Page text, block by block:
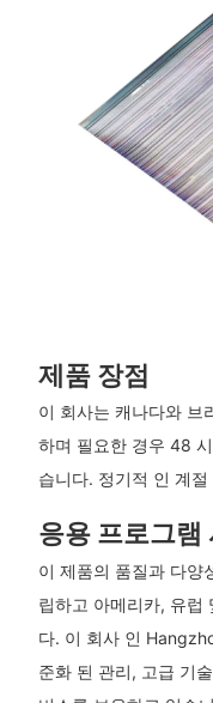
제품 장점
이 회사는 캐나다와 브
하며 필요한 경우 48
습니다. 정기적 인 계
응용 프로그램
이 제품의 품질과 다양
립하고 아메리카, 유럽
다. 이 회사 인
준화 된 관리, 고급 기